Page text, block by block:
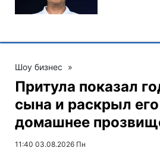
Шоу бизнес »
Притула показал
сына и раскрыл
домашнее
11:40 03.08.2026 Пн